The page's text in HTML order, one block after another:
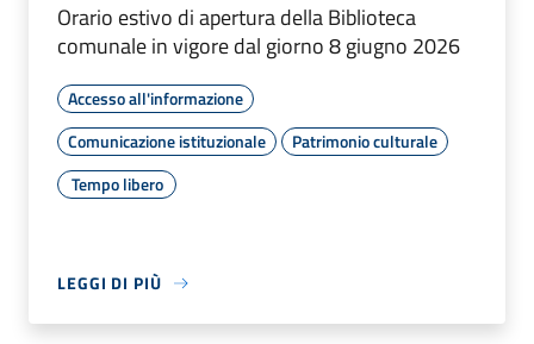
Orario estivo di apertura della Biblioteca
comunale in vigore dal giorno 8 giugno 2026
Accesso all'informazione
Comunicazione istituzionale
Patrimonio culturale
Tempo libero
LEGGI DI PIÙ